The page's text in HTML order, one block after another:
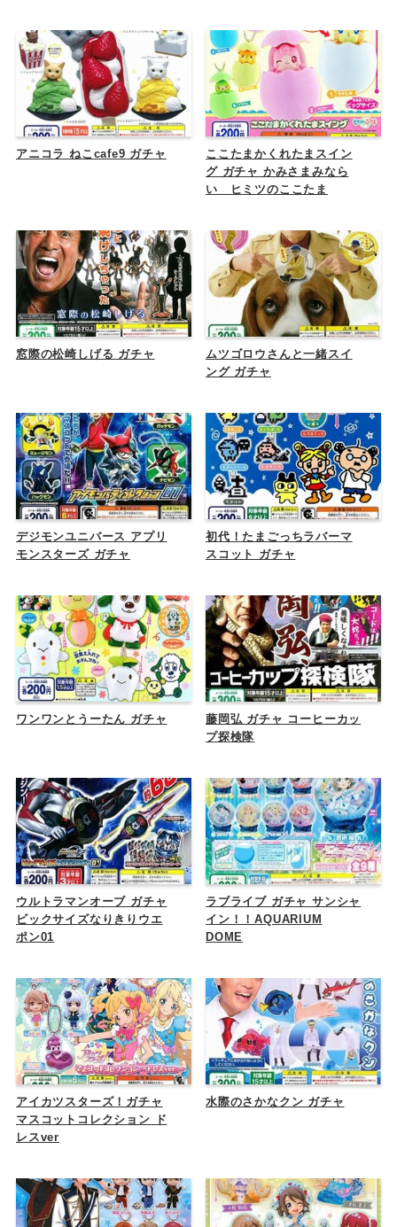
アニコラ ねこcafe9 ガチャ
ここたまかくれたまスイン
グ ガチャ かみさまみなら
い ヒミツのここたま
窓際の松崎しげる ガチャ
ムツゴロウさんと一緒スイ
ング ガチャ
デジモンユニバース アプリ
モンスターズ ガチャ
初代！たまごっちラバーマ
スコット ガチャ
ワンワンとうーたん ガチャ
藤岡弘 ガチャ コーヒーカッ
プ探検隊
ウルトラマンオーブ ガチャ
ビックサイズなりきりウエ
ポン01
ラブライブ ガチャ サンシャ
イン！！AQUARIUM
DOME
アイカツスターズ！ガチャ
マスコットコレクション ド
レスver
水際のさかなクン ガチャ